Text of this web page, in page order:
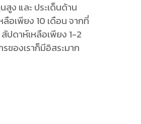
ง และ ประเด็นด้าน
อเพียง 10 เดือน จากที่
ปดาห์เหลือเพียง 1-2
ของเราก็มีอิสระมาก